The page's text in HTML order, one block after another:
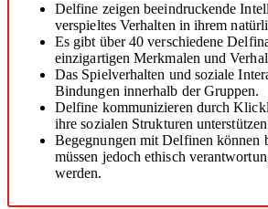
Delfine zeigen beeindruckende
verspieltes Verhalten in ihrem
Es gibt über 40 verschiedene
einzigartigen Merkmalen und
Das Spielverhalten und soziale
Bindungen innerhalb der Gruppen.
Delfine kommunizieren durch
ihre sozialen Strukturen
Begegnungen mit Delfinen können
müssen jedoch ethisch
werden.